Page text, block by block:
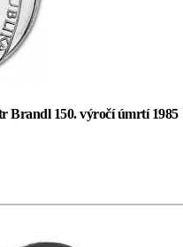
Brandl 150. výročí úmrtí 1985